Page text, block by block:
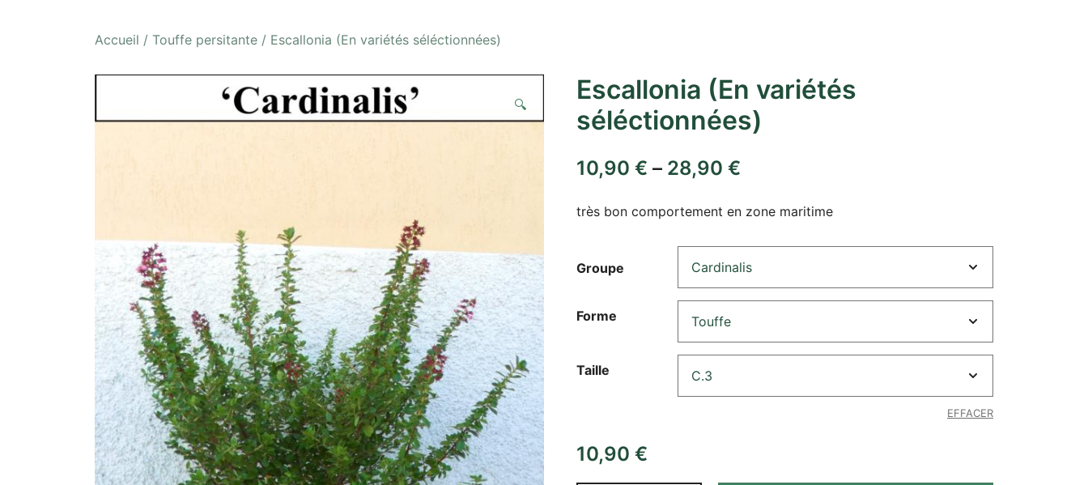
Accueil / Touffe persitante / Escallonia (En variétés séléctionnées)
🔍
Escallonia (En variétés
séléctionnées)
10,90 € – 28,90 €
très bon comportement en zone maritime
Groupe
Forme
Taille
EFFACER
10,90 €